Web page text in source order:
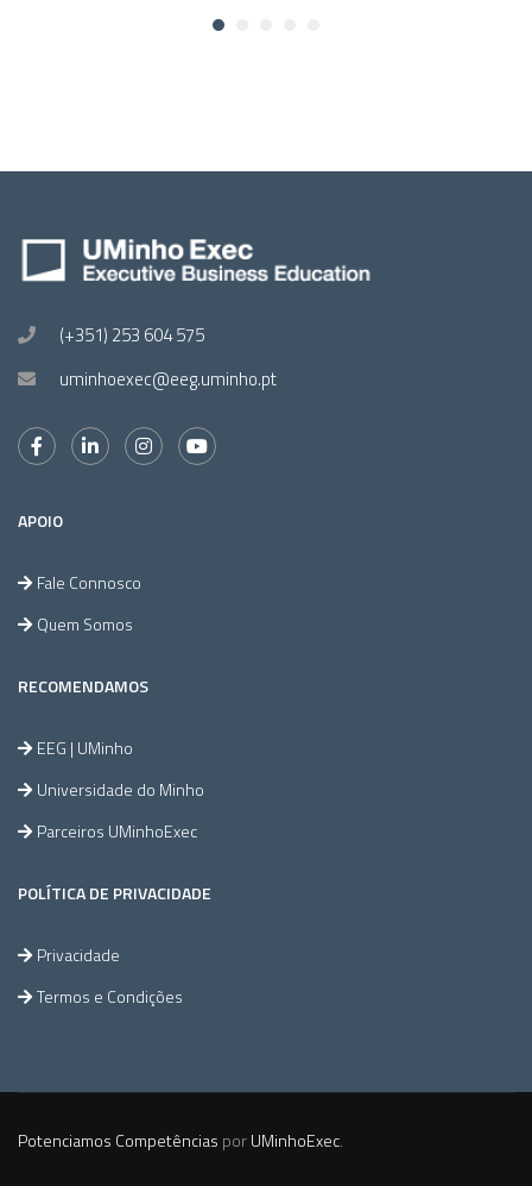
(+351) 253 604 575
uminhoexec@eeg.uminho.pt
APOIO
Fale Connosco
Quem Somos
RECOMENDAMOS
EEG | UMinho
Universidade do Minho
Parceiros UMinhoExec
POLÍTICA DE PRIVACIDADE
Privacidade
Termos e Condições
Potenciamos Competências porUMinhoExec.